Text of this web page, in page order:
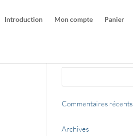
Introduction Mon compte Panier
Commentaires récents
Archives